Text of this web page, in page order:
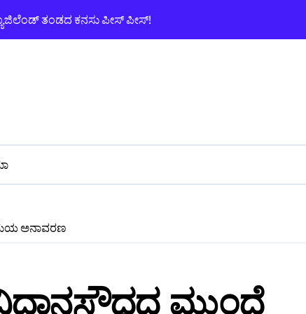
ತಂಡದ ಕನಸು ಪೀಸ್ ಪೀಸ್! ಆನೇಕಲ್ನಲ್ಲಿ ಯುವ
ಅನಾವರಣ
ಮುಂದೆ